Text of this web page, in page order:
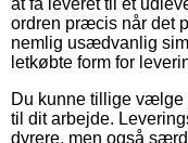
ordren præcis når det
nemlig usædvanlig
letkøbte form for
Du kunne tillige vælge
til dit arbejde.
dyrere, men også